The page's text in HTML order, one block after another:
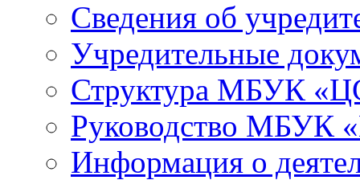
Сведения об
Учредительные
Структура МБУК
Руководство МБУК
Информация о